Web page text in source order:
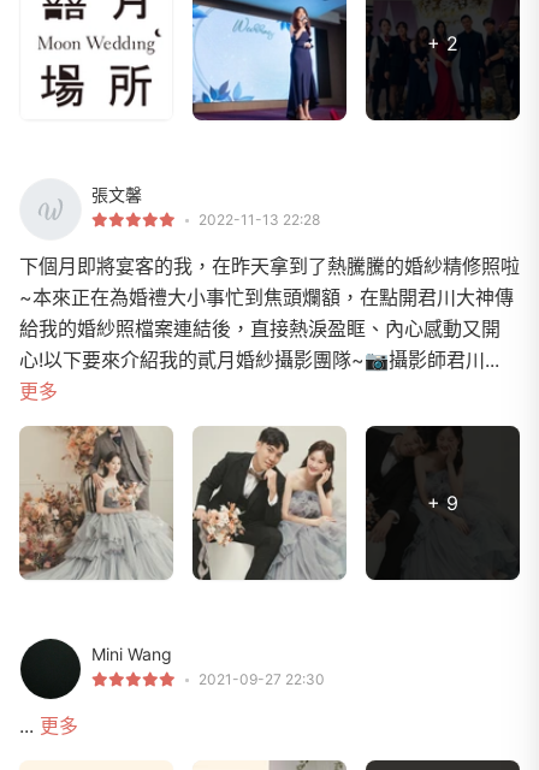
+ 2
張文馨
2022-11-13 22:28
下個月即將宴客的我，在昨天拿到了熱騰騰的婚紗精修照啦
~本來正在為婚禮大小事忙到焦頭爛額，在點開君川大神傳
給我的婚紗照檔案連結後，直接熱淚盈眶、內心感動又開
心!以下要來介紹我的貳月婚紗攝影團隊~📷攝影師君川...
更多
+ 9
Mini Wang
2021-09-27 22:30
... 更多